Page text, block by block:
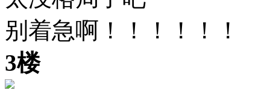
别着急啊！！！！！！
3楼